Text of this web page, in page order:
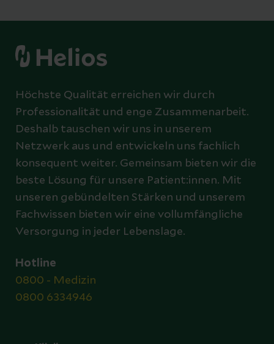
Höchste Qualität erreichen wir durch
Professionalität und enge Zusammenarbeit.
Deshalb tauschen wir uns in unserem
Netzwerk aus und entwickeln uns fachlich
konsequent weiter. Gemeinsam bieten wir die
beste Lösung für unsere Patient:innen. Mit
unseren gebündelten Stärken und unserem
Fachwissen bieten wir eine vollumfängliche
Versorgung in jeder Lebenslage.
Hotline
0800 - Medizin
0800 6334946